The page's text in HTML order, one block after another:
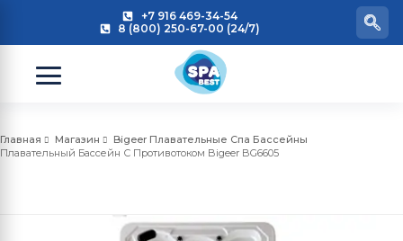
+7 916 469-34-54
8 (800) 250-67-00 (24/7)
Главная Магазин
Bigeer Плавательные Спа Бассейны
Плавательный Бассейн С Противотоком Bigeer BG6605